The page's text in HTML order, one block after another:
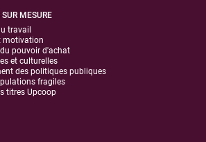
MESURE
travail
motivation
pouvoir d'achat
et culturelles
des politiques publiques
fragiles
titres Upcoop